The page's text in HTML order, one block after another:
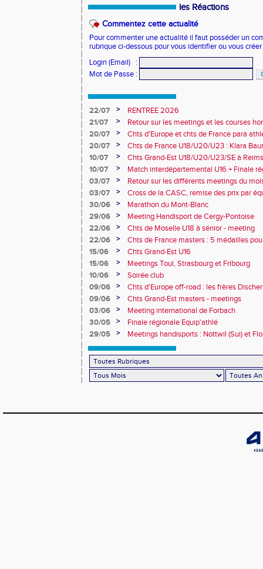
les Réactions
Commentez cette actualité
Pour commenter une actualité il faut posséder un
rubrique ci-dessous pour vous identifier ou vous
Login (Email)
:
Mot de Passe :
22/07 >
RENTREE 2026
21/07
>
Retour sur les meetings et les courses
20/07
>
Chts d'Europe et chts de France para
champion d'Europe et multiples
20/07 >
Chts de France U18/U20/U23 : Klara
10e
10/07 >
Chts Grand-Est U18/U20/U23/SE à
10/07
>
Match interdépartemental U16 + Finale
Obernai
03/07 >
Retour sur les différents meetings du
03/07
>
Cross de la CASC, remise des prix par
collèges
30/06 >
Marathon du Mont-Blanc
29/06
>
Meeting Handisport de Cergy-Pontoise
22/06
>
Chts de Moselle U18 à sénior - meeting
22/06
>
Chts de France masters : 5 médailles
15/06
>
Chts Grand-Est U16
15/06
>
Meetings Toul, Strasbourg et Fribourg
10/06
>
Soirée club
09/06
>
Chts d'Europe off-road : les frères
09/06
>
Chts Grand-Est masters - meetings
03/06
>
Meeting international de Forbach
30/05
>
Finale régionale Equip'athlé
29/05
> Meetings handisports : Nottwil (Sui) et